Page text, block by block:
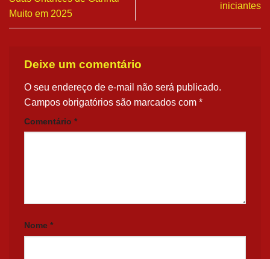
Muito em 2025
iniciantes
Deixe um comentário
O seu endereço de e-mail não será publicado.
Campos obrigatórios são marcados com *
Comentário *
Nome *